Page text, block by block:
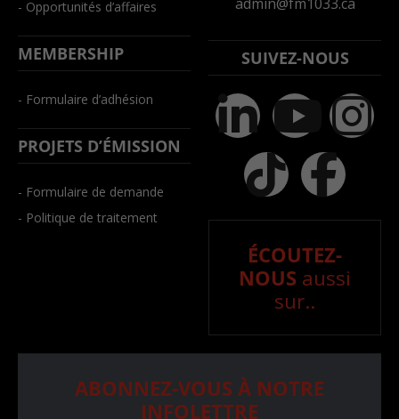
- Opportunités d’affaires
MEMBERSHIP
- Formulaire d’adhésion
PROJETS D’ÉMISSION
- Formulaire de demande
- Politique de traitement
SUIVEZ-NOUS
ÉCOUTEZ-
NOUS aussi
sur..
ABONNEZ-VOUS À NOTRE
INFOLETTRE